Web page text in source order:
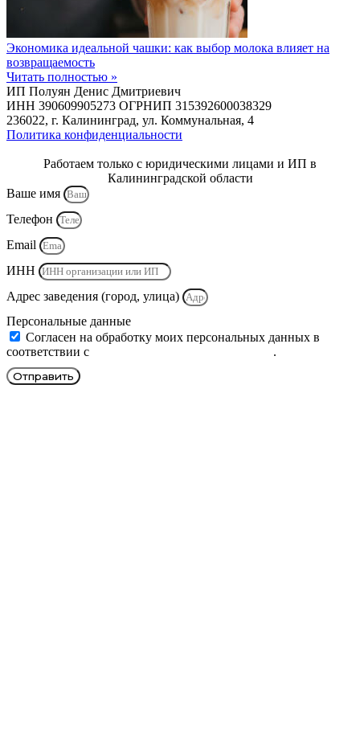
Экономика идеальной чашки: как выбор молока влияет на
возвращаемость
Читать полностью »
ИП Полуян Денис Дмитриевич
ИНН 390609905273 ОГРНИП 315392600038329
236022, г. Калининград, ул. Коммунальная, 4
Политика конфиденциальности
Работаем только с юридическими лицами и ИП в
Калининградской области
Ваше имя
Телефон
Email
ИНН
Адрес заведения (город, улица)
Персональные данные
Согласен на обработку моих персональных данных в
соответствии с
.
Отправить